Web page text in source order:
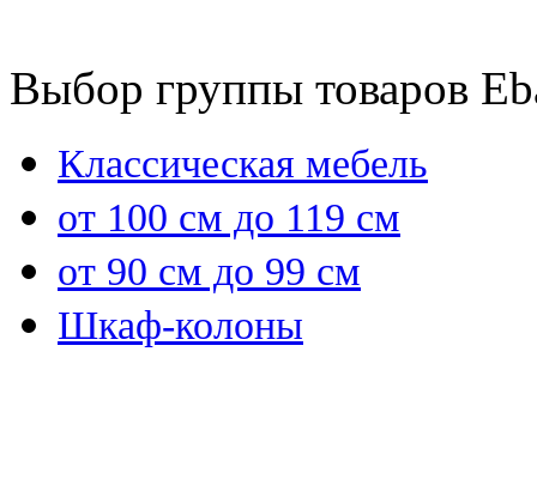
Выбор группы товаров
Классическая мебель
от 100 см до 119 см
от 90 см до 99 см
Шкаф-колоны